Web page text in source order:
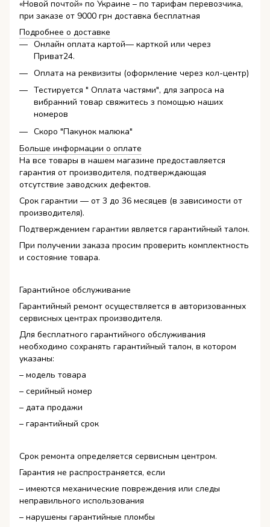
«Новой почтой» по Украине – по тарифам перевозчика,
при заказе от 9000 грн доставка бесплатная
Подробнее о доставке
Онлайн оплата картой— карткой или через
Приват24.
Оплата на реквизиты (оформление через кол-центр)
Тестируется " Оплата частями", для запроса на
вибранний товар свяжитесь з помощью наших
номеров
Скоро "Пакунок малюка"
Больше информации о оплате
На все товары в нашем магазине предоставляется
гарантия от производителя, подтверждающая
отсутствие заводских дефектов.
Срок гарантии — от 3 до 36 месяцев (в зависимости от
производителя).
Подтверждением гарантии является гарантийный талон.
При получении заказа просим проверить комплектность
и состояние товара.
Гарантийное обслуживание
Гарантийный ремонт осуществляется в авторизованных
сервисных центрах производителя.
Для бесплатного гарантийного обслуживания
необходимо сохранять гарантийный талон, в котором
указаны:
– модель товара
– серийный номер
– дата продажи
– гарантийный срок
Срок ремонта определяется сервисным центром.
Гарантия не распространяется, если
– имеются механические повреждения или следы
неправильного использования
– нарушены гарантийные пломбы